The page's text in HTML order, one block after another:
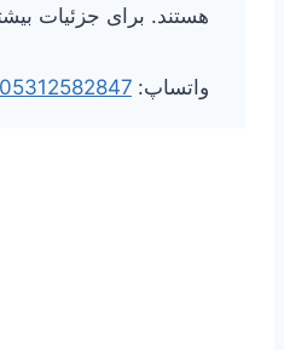
هستند. برای جزئیات
واتساپ: